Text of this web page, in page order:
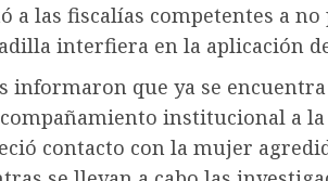
a las fiscalías competentes a
interfiera en la aplicación
informaron que ya se
institucional a la
contacto con la mujer